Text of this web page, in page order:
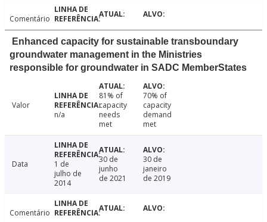
Comentário
Enhanced capacity for sustainable transboundary
groundwater management in the Ministries
responsible for groundwater in SADC MemberStates
Valor
n/a
81% of
capacity
needs
met
70% of
capacity
demand
met
Data
1 de
julho de
2014
30 de
junho
de 2021
30 de
janeiro
de 2019
Comentário